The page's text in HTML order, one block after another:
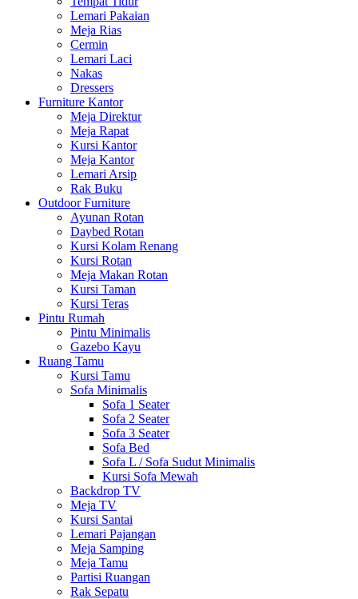
Lemari Pakaian
Meja Rias
Cermin
Lemari Laci
Nakas
Dressers
Furniture Kantor
Meja Direktur
Meja Rapat
Kursi Kantor
Meja Kantor
Lemari Arsip
Rak Buku
Outdoor Furniture
Ayunan Rotan
Daybed Rotan
Kursi Kolam Renang
Kursi Rotan
Meja Makan Rotan
Kursi Taman
Kursi Teras
Pintu Rumah
Pintu Minimalis
Gazebo Kayu
Ruang Tamu
Kursi Tamu
Sofa Minimalis
Sofa 1 Seater
Sofa 2 Seater
Sofa 3 Seater
Sofa Bed
Sofa L / Sofa Sudut Minimalis
Kursi Sofa Mewah
Backdrop TV
Meja TV
Kursi Santai
Lemari Pajangan
Meja Samping
Meja Tamu
Partisi Ruangan
Rak Sepatu